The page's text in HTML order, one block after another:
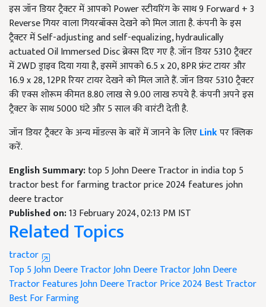
इस जॉन डियर ट्रैक्टर में आपको Power स्टीयरिंग के साथ 9 Forward + 3
Reverse गियर वाला गियरबॉक्स देखने को मिल जाता है. कंपनी के इस
ट्रैक्टर में Self-adjusting and self-equalizing, hydraulically
actuated Oil Immersed Disc ब्रेक्स दिए गए है. जॉन डियर 5310 ट्रैक्टर
में 2WD ड्राइव दिया गया है, इसमें आपको 6.5 x 20, 8PR फ्रंट टायर और
16.9 x 28, 12PR रियर टायर देखने को मिल जाते हैं. जॉन डियर 5310 ट्रैक्टर
की एक्स शोरूम कीमत 8.80 लाख से 9.00 लाख रुपये है. कंपनी अपने इस
ट्रैक्टर के साथ 5000 घंटे और 5 साल की वारंटी देती है.
जॉन डियर ट्रैक्टर के अन्य मॉडल्स के बारें में जानने के लिएLinkपर क्लिक
करें.
English Summary:top 5 John Deere Tractor in india top 5
tractor best for farming tractor price 2024 features john
deere tractor
Published on:13 February 2024, 02:13 PM IST
Related Topics
tractor
Top 5 John Deere TractorJohn Deere TractorJohn Deere
Tractor FeaturesJohn Deere Tractor Price 2024 Best Tractor
Best For Farming